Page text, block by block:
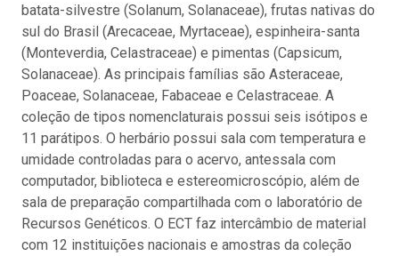
batata-silvestre (Solanum, Solanaceae), frutas nativas do
sul do Brasil (Arecaceae, Myrtaceae), espinheira-santa
(Monteverdia, Celastraceae) e pimentas (Capsicum,
Solanaceae). As principais famílias são Asteraceae,
Poaceae, Solanaceae, Fabaceae e Celastraceae. A
coleção de tipos nomenclaturais possui seis isótipos e
11 parátipos. O herbário possui sala com temperatura e
umidade controladas para o acervo, antessala com
computador, biblioteca e estereomicroscópio, além de
sala de preparação compartilhada com o laboratório de
Recursos Genéticos. O ECT faz intercâmbio de material
com 12 instituições nacionais e amostras da coleção